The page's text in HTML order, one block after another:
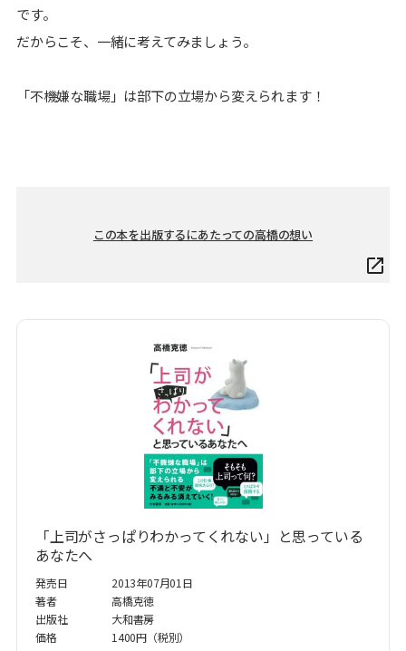
です。
だからこそ、一緒に考えてみましょう。
「不機嫌な職場」は部下の立場から変えられます！
この本を出版するにあたっての高橋の想い
「上司がさっぱりわかってくれない」と思っている
あなたへ
発売日
2013年07月01日
著者
高橋克徳
出版社
大和書房
価格
1400円（税別）